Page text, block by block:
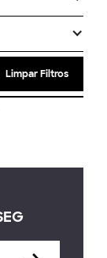
Limpar Filtros